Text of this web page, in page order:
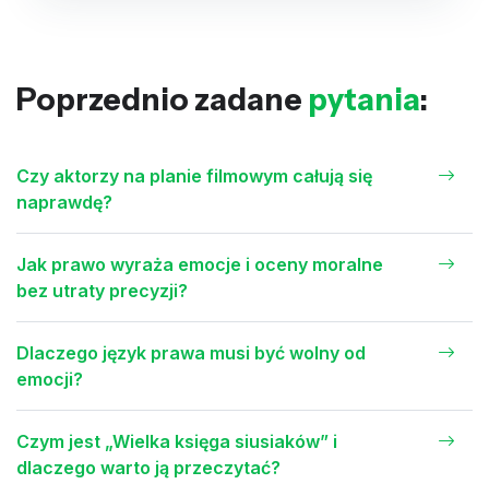
Poprzednio zadane pytania:
Czy aktorzy na planie filmowym całują się
naprawdę?
Jak prawo wyraża emocje i oceny moralne
bez utraty precyzji?
Dlaczego język prawa musi być wolny od
emocji?
Czym jest „Wielka księga siusiaków” i
dlaczego warto ją przeczytać?